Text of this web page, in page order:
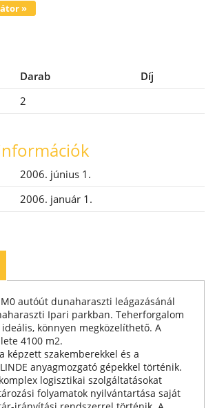
»
Darab
Díj
2
2006. június 1.
2006. január 1.
autóút dunaharaszti leágazásánál
Ipari parkban. Teherforgalom
könnyen megközelíthető. A
4100 m2.
képzett szakemberekkel és a
anyagmozgató gépekkel történik.
logisztikai szolgáltatásokat
folyamatok nyilvántartása saját